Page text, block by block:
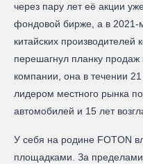
через пару лет её акции
фондовой бирже, а в
китайских
перешагнул планку
компании, она в течении
лидером местного рынка
автомобилей и 15 лет
У себя на родине FOTON
площадками. За пределами